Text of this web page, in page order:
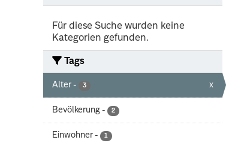
Für diese Suche wurden keine
Kategorien gefunden.
Tags
Alter - 3 x
Bevölkerung - 2
Einwohner - 1